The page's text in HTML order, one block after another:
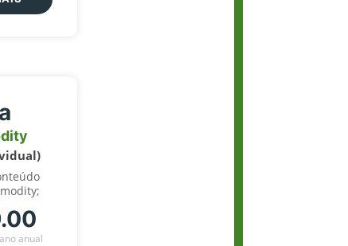
anual